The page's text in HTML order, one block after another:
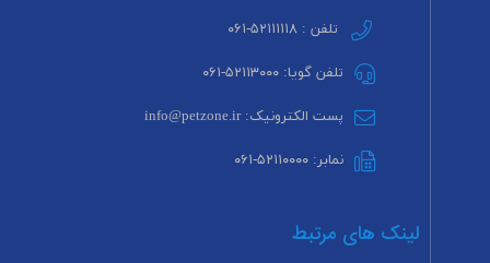
تلفن : ۵۲۱۱۱۱۱۸-۰۶۱
تلفن گویا: ۵۲۱۱۳۰۰۰-۰۶۱
پست الکترونیک: info@petzone.ir
نمابر: ۵۲۱۱۰۰۰۰-۰۶۱
لینک های مرتبط